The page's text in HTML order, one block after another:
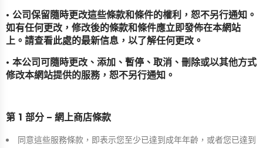
• 公司保留隨時更改這些條款和條件的權利，恕不另行通知。
如有任何更改，修改後的條款和條件應立即發佈在本網站
上。請查看此處的最新信息，以了解任何更改。
• 本公司可隨時更改、添加、暫停、取消、刪除或以其他方式
修改本網站提供的服務，恕不另行通知。
第 1 部分 – 網上商店條款
同意這些服務條款，即表示您至少已達到成年年齡，或者您已達到